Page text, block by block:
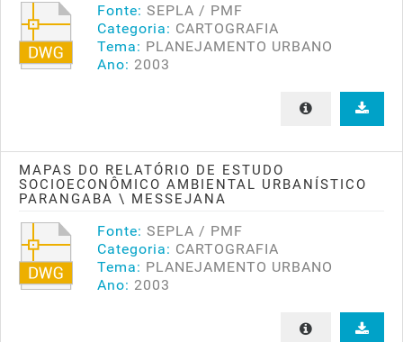
Fonte: SEPLA / PMF
Categoria: CARTOGRAFIA
Tema: PLANEJAMENTO URBANO
Ano: 2003
MAPAS DO RELATÓRIO DE ESTUDO
SOCIOECONÔMICO AMBIENTAL URBANÍSTICO
PARANGABA \ MESSEJANA
Fonte: SEPLA / PMF
Categoria: CARTOGRAFIA
Tema: PLANEJAMENTO URBANO
Ano: 2003